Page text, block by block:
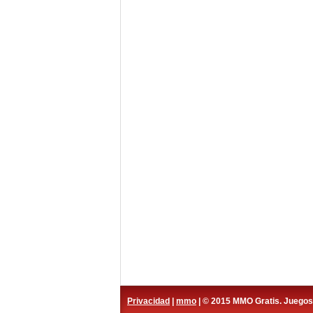
Privacidad mmo | © 2015 MMO Gratis.